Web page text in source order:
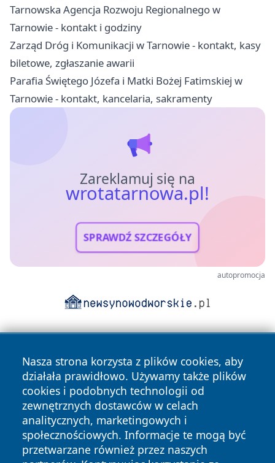
Tarnowska Agencja Rozwoju Regionalnego w
Tarnowie - kontakt i godziny
Zarząd Dróg i Komunikacji w Tarnowie - kontakt, kasy
biletowe, zgłaszanie awarii
Parafia Świętego Józefa i Matki Bożej Fatimskiej w
Tarnowie - kontakt, kancelaria, sakramenty
Zareklamuj się na
wrotatarnowa.pl!
SPRAWDŹ SZCZEGÓŁY
autopromocja
Nasza strona korzysta z plików cookies, aby
działała prawidłowo. Używamy także plików
cookies i podobnych technologii od
zewnętrznych dostawców w celach
analitycznych, marketingowych i
społecznościowych. Informacje te mogą być
przetwarzane również przez naszych
Copyright © 2026 wrotatarnowa.pl Wszystkie prawa
zastrzeżone.